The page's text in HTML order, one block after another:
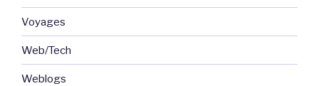
Voyages
Web/Tech
Weblogs